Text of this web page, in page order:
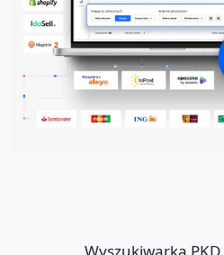
Wyszukiwarka PKD